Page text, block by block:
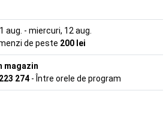
aug. - miercuri, 12 aug.
de peste 200 lei
magazin
274 - Între orele de program